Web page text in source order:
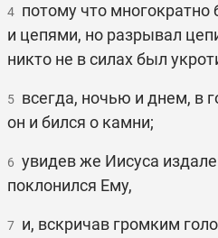
4 потому что
и цепями, но разрывал
никто не в силах был
5 всегда, ночью и днем, в
он и бился о камни;
6 увидев же Иисуса
поклонился Ему,
7 и, вскричав громким